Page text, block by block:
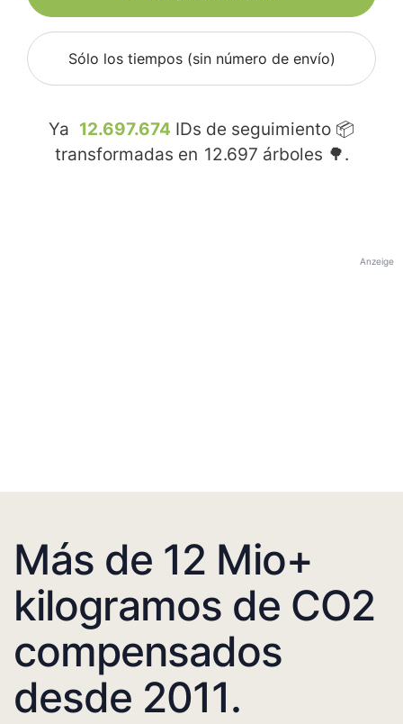
Sólo los tiempos (sin número de envío)
Ya 12.697.674 IDs de seguimiento 📦
transformadas en 12.697 árboles 🌳.
Anzeige
Más de 12 Mio+
kilogramos de CO2
compensados
desde 2011.